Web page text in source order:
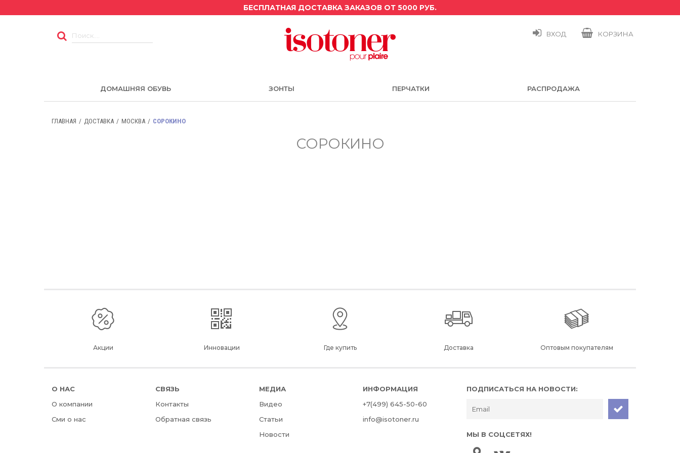
БЕСПЛАТНАЯ ДОСТАВКА ЗАКАЗОВ ОТ 5000 РУБ.
ВХОД КОРЗИНА
ДОМАШНЯЯ ОБУВЬ ЗОНТЫ ПЕРЧАТКИ РАСПРОДАЖА
ГЛАВНАЯ ДОСТАВКА МОСКВА СОРОКИНО
СОРОКИНО
Акции Инновации Где купить Доставка Оптовым покупателям
О НАС
О компании
Сми о нас
СВЯЗЬ
Контакты
Обратная связь
МЕДИА
Видео
Статьи
Новости
ИНФОРМАЦИЯ
+7(499) 645-50-60
info@isotoner.ru
ПОДПИСАТЬСЯ НА НОВОСТИ:
МЫ В СОЦСЕТЯХ!